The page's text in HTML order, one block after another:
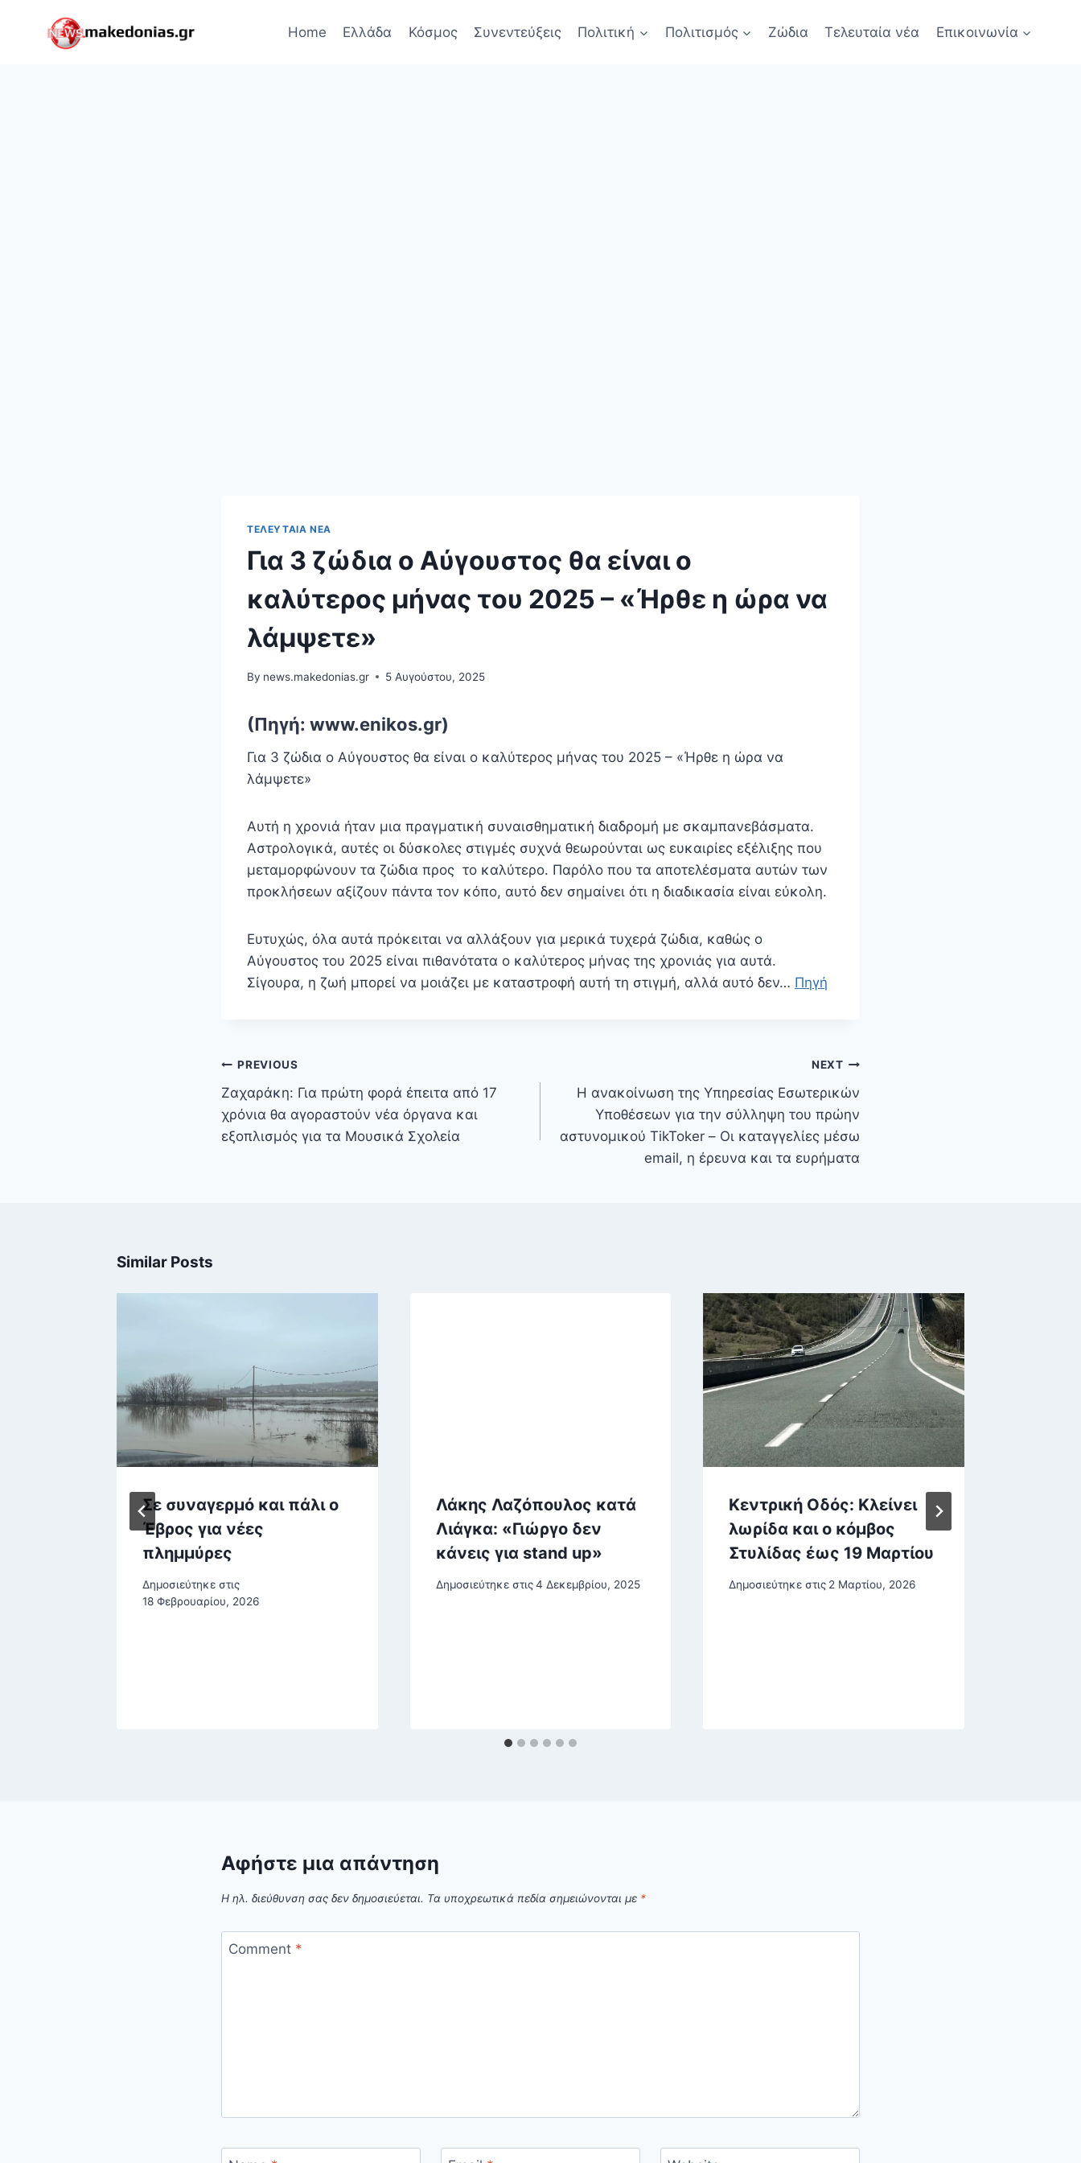
Home Ελλάδα Κόσμος Συνεντεύξεις Πολιτική Πολιτισμός Ζώδια Τελευταία νέα Επικοινωνία
ΤΕΛΕΥΤΑΊΑ ΝΈΑ
Για 3 ζώδια ο Αύγουστος θα είναι ο
καλύτερος μήνας του 2025 – «Ήρθε η ώρα να
λάμψετε»
By news.makedonias.gr 5 Αυγούστου, 2025
(Πηγή: www.enikos.gr)
Για 3 ζώδια ο Αύγουστος θα είναι ο καλύτερος μήνας του 2025 – «Ήρθε η ώρα να
λάμψετε»
Αυτή η χρονιά ήταν μια πραγματική συναισθηματική διαδρομή με σκαμπανεβάσματα.
Αστρολογικά, αυτές οι δύσκολες στιγμές συχνά θεωρούνται ως ευκαιρίες εξέλιξης που
μεταμορφώνουν τα ζώδια προς το καλύτερο. Παρόλο που τα αποτελέσματα αυτών των
προκλήσεων αξίζουν πάντα τον κόπο, αυτό δεν σημαίνει ότι η διαδικασία είναι εύκολη.
Ευτυχώς, όλα αυτά πρόκειται να αλλάξουν για μερικά τυχερά ζώδια, καθώς ο
Αύγουστος του 2025 είναι πιθανότατα ο καλύτερος μήνας της χρονιάς για αυτά.
Σίγουρα, η ζωή μπορεί να μοιάζει με καταστροφή αυτή τη στιγμή, αλλά αυτό δεν… Πηγή
Πλοήγηση
άρθρων
PREVIOUS
Ζαχαράκη: Για πρώτη φορά έπειτα από 17
χρόνια θα αγοραστούν νέα όργανα και
εξοπλισμός για τα Μουσικά Σχολεία
NEXT
Η ανακοίνωση της Υπηρεσίας Εσωτερικών
Υποθέσεων για την σύλληψη του πρώην
αστυνομικού TikToker – Οι καταγγελίες μέσω
email, η έρευνα και τα ευρήματα
Similar Posts
Σε συναγερμό και πάλι ο
Έβρος για νέες
πλημμύρες
Δημοσιεύτηκε στις
18 Φεβρουαρίου, 2026
Λάκης Λαζόπουλος κατά
Λιάγκα: «Γιώργο δεν
κάνεις για stand up»
Δημοσιεύτηκε στις 4 Δεκεμβρίου, 2025
Κεντρική Οδός: Κλείνει
λωρίδα και ο κόμβος
Στυλίδας έως 19 Μαρτίου
Δημοσιεύτηκε στις 2 Μαρτίου, 2026
Αφήστε μια απάντηση
Η ηλ. διεύθυνση σας δεν δημοσιεύεται. Τα υποχρεωτικά πεδία σημειώνονται με *
Comment *